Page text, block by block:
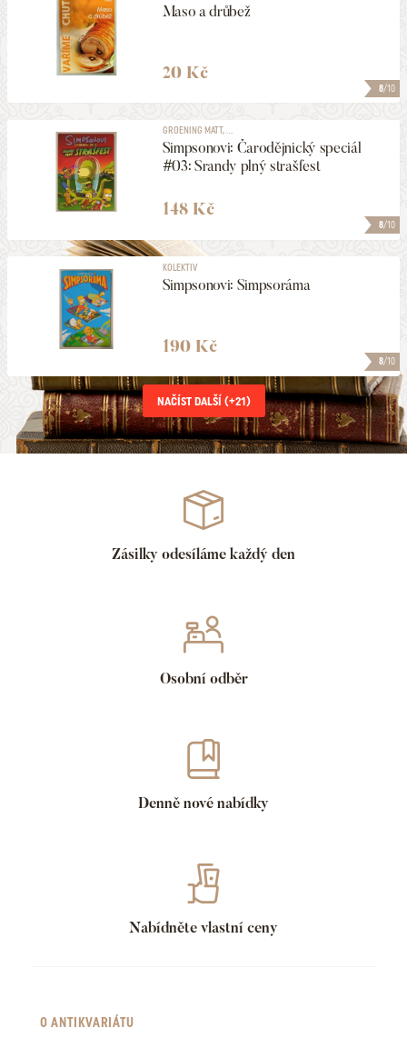
8/10
Maso a drůbež
20 Kč
8/10
GROENING MATT, ...
Simpsonovi: Čarodějnický speciál
#03: Srandy plný strašfest
148 Kč
8/10
KOLEKTIV
Simpsonovi: Simpsoráma
190 Kč
NAČÍST DALŠÍ (+21)
Zásilky odesíláme každý den
Osobní odběr
Denně nové nabídky
Nabídněte vlastní ceny
O ANTIKVARIÁTU